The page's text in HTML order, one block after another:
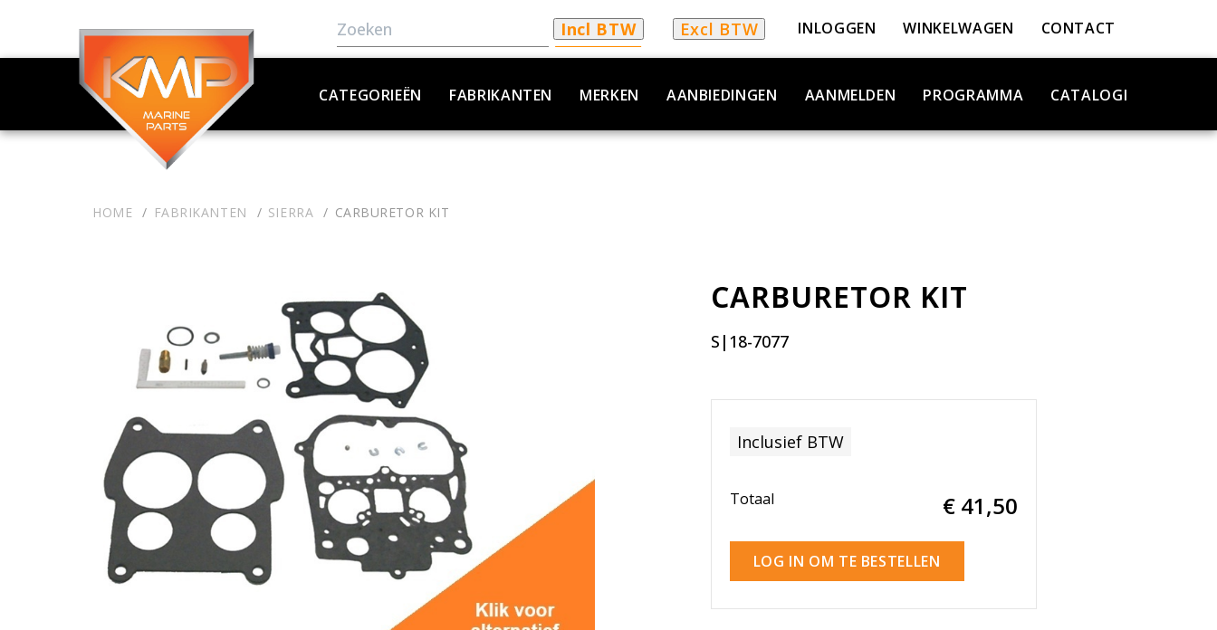
Incl BTW Excl BTW INLOGGEN WINKELWAGEN CONTACT
CATEGORIEËN FABRIKANTEN MERKEN AANBIEDINGEN AANMELDEN PROGRAMMA CATALOGI
HOME FABRIKANTEN SIERRA CARBURETOR KIT
CARBURETOR KIT
S|18-7077
Inclusief BTW
Totaal € 41,50
LOG IN OM TE BESTELLEN